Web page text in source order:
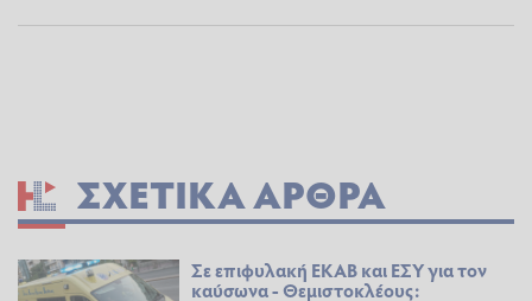
ΣΧΕΤΙΚΆ ΆΡΘΡΑ
Σε επιφυλακή ΕΚΑΒ και ΕΣΥ για τον
καύσωνα - Θεμιστοκλέους: